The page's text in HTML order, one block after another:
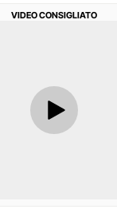
VIDEO CONSIGLIATO